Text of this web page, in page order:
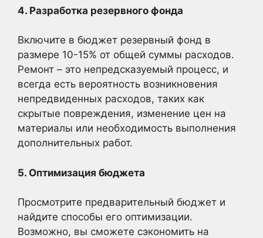
4. Разработка резервного фонда
Включите в бюджет резервный фонд в
размере 10-15% от общей суммы расходов.
Ремонт – это непредсказуемый процесс, и
всегда есть вероятность возникновения
непредвиденных расходов, таких как
скрытые повреждения, изменение цен на
материалы или необходимость выполнения
дополнительных работ.
5. Оптимизация бюджета
Просмотрите предварительный бюджет и
найдите способы его оптимизации.
Возможно, вы сможете сэкономить на